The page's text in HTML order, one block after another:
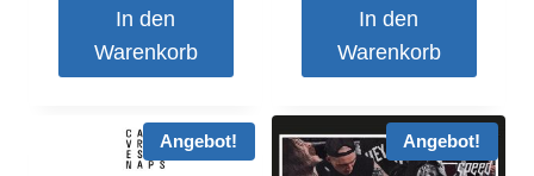
In den
Warenkorb
In den
Warenkorb
Angebot! Angebot!